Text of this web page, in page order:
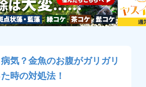
気？金魚のお腹がガリガリ
時の対処法！